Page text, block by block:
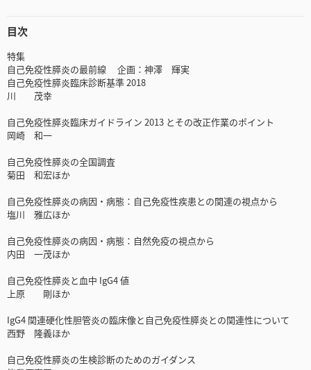
目次
特集
自己免疫性膵炎の最前線 企画：神澤 輝実
自己免疫性膵炎臨床診断基準 2018
川 茂幸
自己免疫性膵炎臨床ガイドライン 2013 とその改正作業のポイント
岡崎 和一
自己免疫性膵炎の全国調査
菊田 和宏ほか
自己免疫性膵炎の病因・病態：自己免疫性疾患との関連の視点から
塩川 雅広ほか
自己免疫性膵炎の病因・病態：自然免疫の視点から
内田 一茂ほか
自己免疫性膵炎と血中 IgG4 値
上原 剛ほか
IgG4 関連硬化性胆管炎の臨床像と自己免疫性膵炎との関連性について
西野 隆義ほか
自己免疫性膵炎の生検診断のためのガイダンス